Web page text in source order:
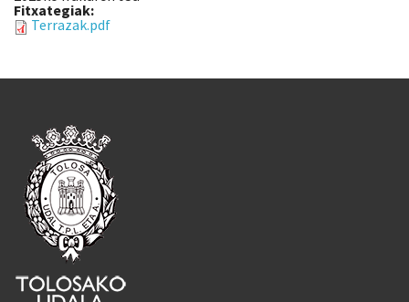
Fitxategiak:
Terrazak.pdf